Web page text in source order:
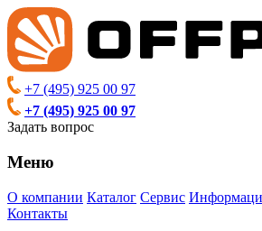
+7 (495) 925 00 97
+7 (495) 925 00 97
Задать вопрос
Меню
О компании Каталог Сервис
Контакты